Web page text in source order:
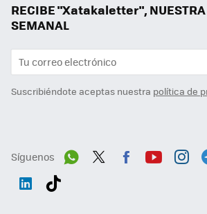
RECIBE "Xatakaletter", NUESTRA
SEMANAL
Suscribiéndote aceptas nuestra política de
Síguenos